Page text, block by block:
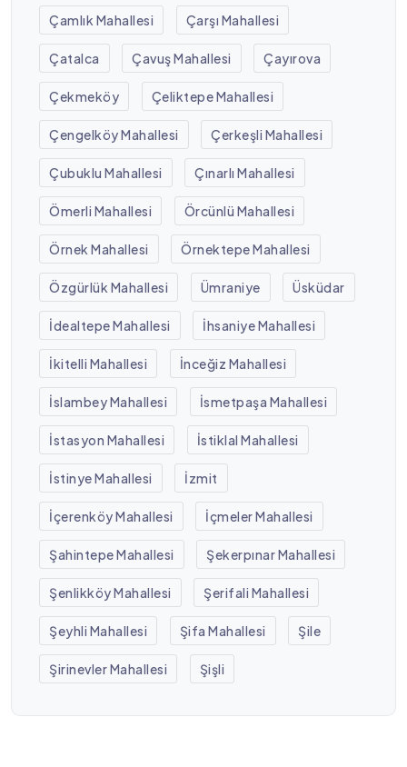
Çamlık Mahallesi Çarşı Mahallesi
Çatalca Çavuş Mahallesi Çayırova
Çekmeköy Çeliktepe Mahallesi
Çengelköy Mahallesi Çerkeşli Mahallesi
Çubuklu Mahallesi Çınarlı Mahallesi
Ömerli Mahallesi Örcünlü Mahallesi
Örnek Mahallesi Örnektepe Mahallesi
Özgürlük Mahallesi Ümraniye Üsküdar
İdealtepe Mahallesi İhsaniye Mahallesi
İkitelli Mahallesi İnceğiz Mahallesi
İslambey Mahallesi İsmetpaşa Mahallesi
İstasyon Mahallesi İstiklal Mahallesi
İstinye Mahallesi İzmit
İçerenköy Mahallesi İçmeler Mahallesi
Şahintepe Mahallesi Şekerpınar Mahallesi
Şenlikköy Mahallesi Şerifali Mahallesi
Şeyhli Mahallesi Şifa Mahallesi Şile
Şirinevler Mahallesi Şişli